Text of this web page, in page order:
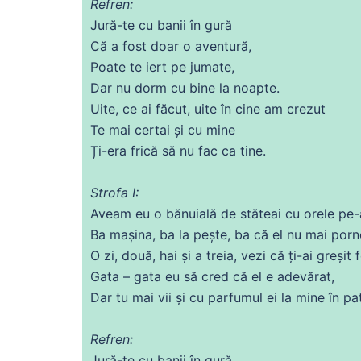
Refren:
Jură-te cu banii în gură
Că a fost doar o aventură,
Poate te iert pe jumate,
Dar nu dorm cu bine la noapte.
Uite, ce ai făcut, uite în cine am crezut
Te mai certai și cu mine
Ți-era frică să nu fac ca tine.
Strofa I:
Aveam eu o bănuială de stăteai cu orele
Ba mașina, ba la pește, ba că el nu mai
O zi, două, hai și a treia, vezi că ți-ai greșit
Gata – gata eu să cred că el e adevărat,
Dar tu mai vii și cu parfumul ei la mine în
Refren: